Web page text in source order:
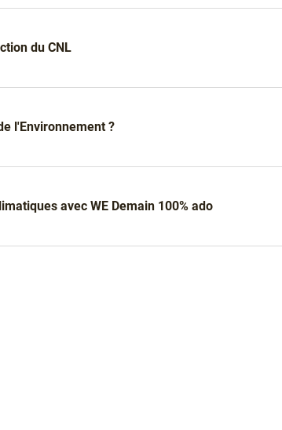
du CNL
l'Environnement ?
avec WE Demain 100% ado